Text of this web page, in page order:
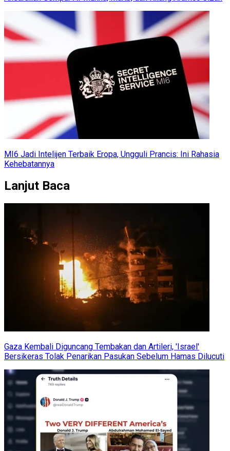
MI6 Jadi Intelijen Terbaik Eropa, Ungguli Prancis: Ini Rahasia
Kehebatannya
Lanjut Baca
Gaza Kembali Diguncang Tembakan dan Artileri, 'Israel'
Bersikeras Tolak Penarikan Pasukan Sebelum Hamas Dilucuti